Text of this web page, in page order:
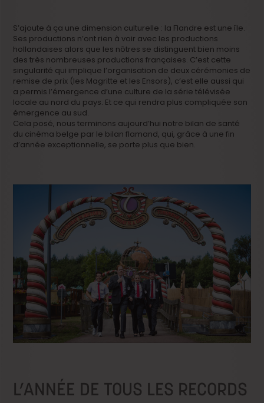
S’ajoute à ça une dimension culturelle : la Flandre est une île.
Ses productions n’ont rien à voir avec les productions
hollandaises alors que les nôtres se distinguent bien moins
des très nombreuses productions françaises. C’est cette
singularité qui implique l’organisation de deux cérémonies de
remise de prix (les Magritte et les Ensors), c’est elle aussi qui
a permis l’émergence d’une culture de la série télévisée
locale au nord du pays. Et ce qui rendra plus compliquée son
émergence au sud.
Cela posé, nous terminons aujourd’hui notre bilan de santé
du cinéma belge par le bilan flamand, qui, grâce à une fin
d’année exceptionnelle, se porte plus que bien.
L’ANNÉE DE TOUS LES RECORDS